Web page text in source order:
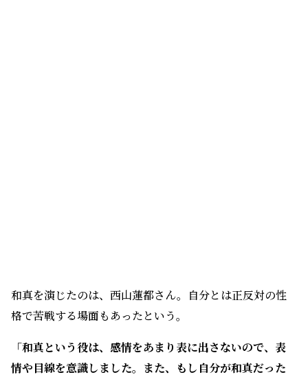
和真を演じていて、僕自身も何かをあきら めてしまうこ
とがありますが、あきらめずに進めば想像していたもの
と感じました」（ 西山さん ）